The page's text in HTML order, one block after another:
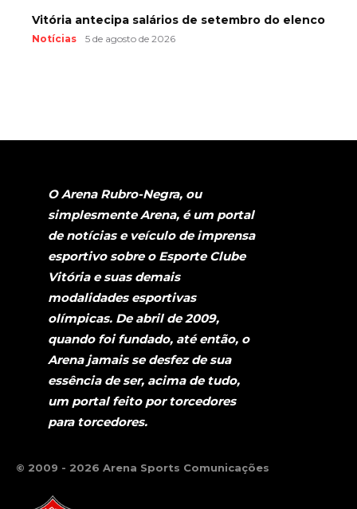
Vitória antecipa salários de setembro do elenco
Notícias 5 de agosto de 2026
O Arena Rubro-Negra, ou
simplesmente Arena, é um portal
de notícias e veículo de imprensa
esportivo sobre o Esporte Clube
Vitória e suas demais
modalidades esportivas
olímpicas. De abril de 2009,
quando foi fundado, até então, o
Arena jamais se desfez de sua
essência de ser, acima de tudo,
um portal feito por torcedores
para torcedores.
© 2009 - 2026 Arena Sports Comunicações